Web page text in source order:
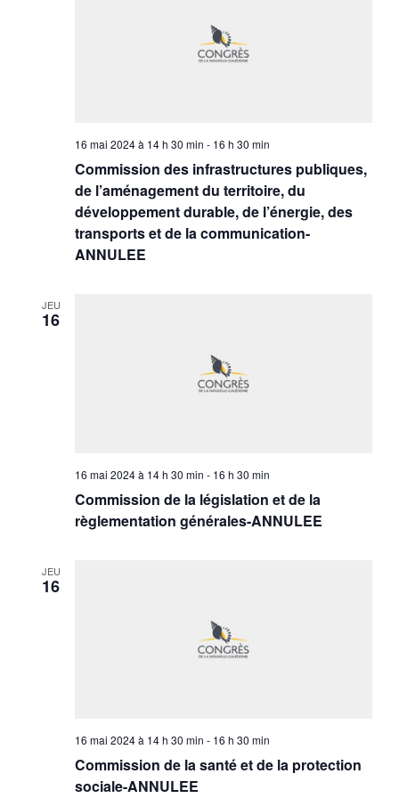
Commission des infrastructures publiques,
de l’aménagement du territoire, du
développement durable, de l’énergie, des
transports et de la communication-
ANNULEE
16 mai 2024 à 14 h 30 min - 16 h 30 min
JEU
16
Commission de la législation et de la
règlementation générales-ANNULEE
16 mai 2024 à 14 h 30 min - 16 h 30 min
JEU
16
Commission de la santé et de la protection
sociale-ANNULEE
16 mai 2024 à 14 h 30 min - 16 h 30 min